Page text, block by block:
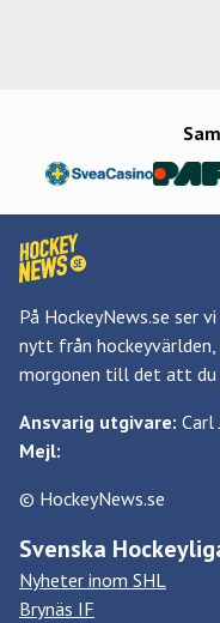
På HockeyNews.se ser
nytt från
morgonen till det att du
Ansvarig utgivare: Carl
Mejl:
© HockeyNews.se
Svenska
Nyheter inom SHL
Brynäs IF